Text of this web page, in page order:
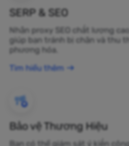
SERP & SEO
Nhận proxy SEO chất lượng
giúp bạn tránh bị chặn và thu
phương hóa.
Tìm hiểu thêm
Bảo vệ Thương Hiệu
Bạn có thể giám sát ý kiến